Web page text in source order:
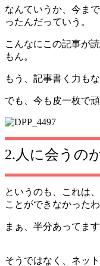
なんていうか、今ま
ったんだっていう。
こんなにこの記事が
もん。
もう、記事書く力も
でも、今も皮一枚で
2.人に会うの
というのも、これは
ことができなかった
まぁ、半分あってます
そうではなく、ネッ